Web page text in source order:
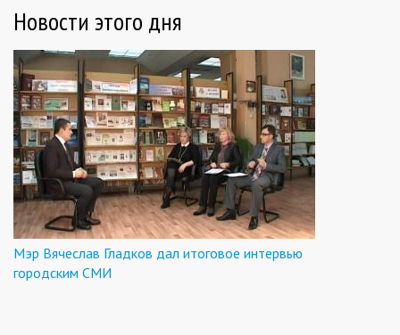
Новости этого дня
Мэр Вячеслав Гладков дал итоговое интервью
городским СМИ